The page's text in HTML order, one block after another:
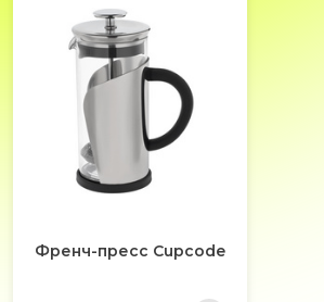
Френч-пресс Cupcode